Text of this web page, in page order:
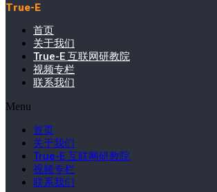
True-E
首页
关于我们
True-E 互联网研教院
视频专栏
联系我们
Menu
首页
关于我们
True-E 互联网研教院
视频专栏
联系我们